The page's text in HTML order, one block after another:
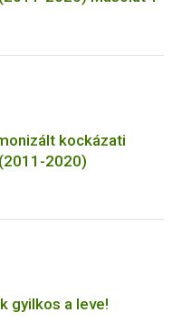
kockázati
2020)
gyilkos a leve!